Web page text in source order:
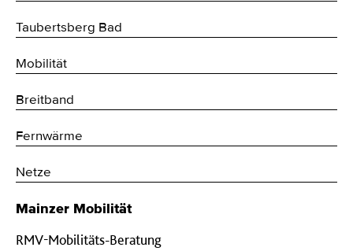
Taubertsberg Bad
Mobilität
Breitband
Fernwärme
Netze
Mainzer Mobilität
RMV-Mobilitäts-Beratung